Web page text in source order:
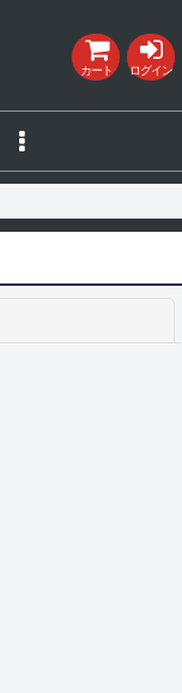
カート ログイン